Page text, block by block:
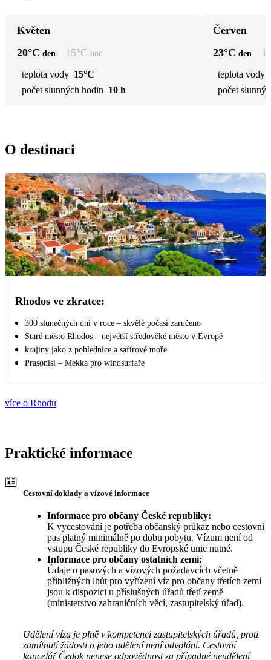
Květen
20°C den 15°C noc
teplota vody 15°C
počet slunných hodin 10 h
Červen
23°C den
teplota vody
počet
O destinaci
Rhodos ve zkratce:
300 slunečných dní v roce – skvělé počasí zaručeno
Staré město Rhodos – největší středověké město v Evropě
krajiny jako z pohlednice a safírové moře
Prasonisi – Mekka pro windsurfaře
více o Rhodu
Praktické informace
Cestovní doklady a vízové informace
Informace pro občany České republiky:
K vycestování je potřeba občanský průkaz nebo cestovní
pas platný minimálně po dobu pobytu. Vízum není od
vstupu České republiky do Evropské unie nutné.
Informace pro občany ostatních zemí:
Údaje o pasových a vízových požadavcích včetně
přibližných lhůt pro vyřízení víz pro občany třetích zemí
jsou k dispozici u příslušných úřadů třetí země
(ministerstvo zahraničních věcí, zastupitelský úřad).
Udělení víza je plně v kompetenci zastupitelských úřadů, proti
zamítnutí žádosti o jeho udělení není odvolání. Cestovní
kancelář Čedok nenese odpovědnost za případné neudělení